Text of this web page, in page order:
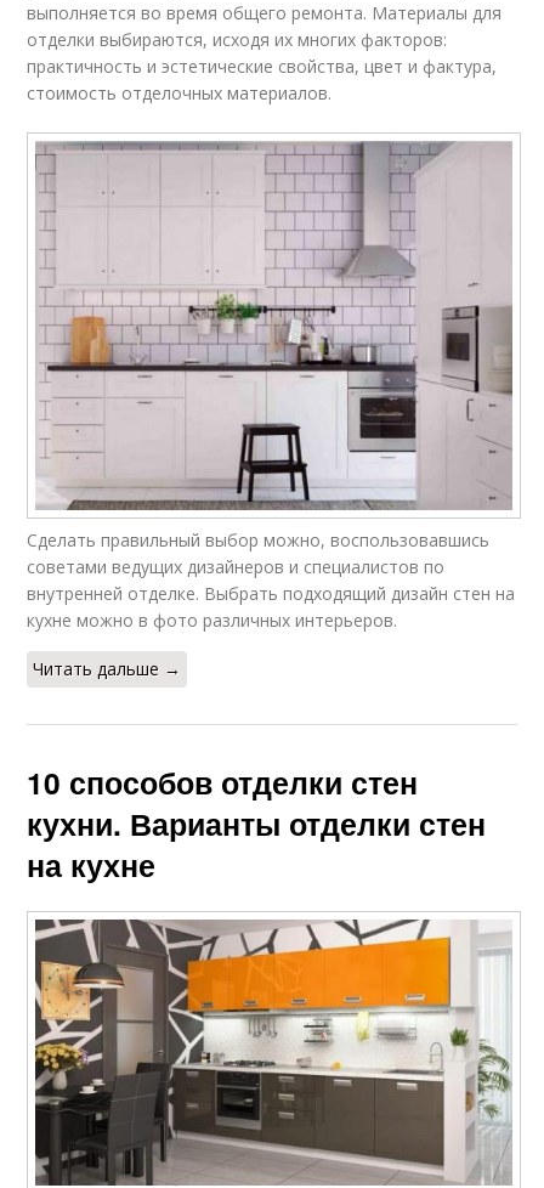
выполняется во время общего ремонта. Материалы для
отделки выбираются, исходя их многих факторов:
практичность и эстетические свойства, цвет и фактура,
стоимость отделочных материалов.
Сделать правильный выбор можно, воспользовавшись
советами ведущих дизайнеров и специалистов по
внутренней отделке. Выбрать подходящий дизайн стен на
кухне можно в фото различных интерьеров.
Читать дальше →
10 способов отделки стен
кухни. Варианты отделки стен
на кухне